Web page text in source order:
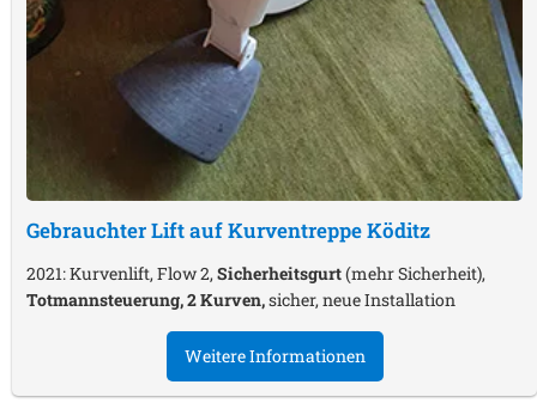
Gebrauchter Lift auf KurventreppeKöditz
2021: Kurvenlift, Flow 2, Sicherheitsgurt(mehr Sicherheit),
Totmannsteuerung, 2 Kurven,sicher, neue Installation
Weitere Informationen